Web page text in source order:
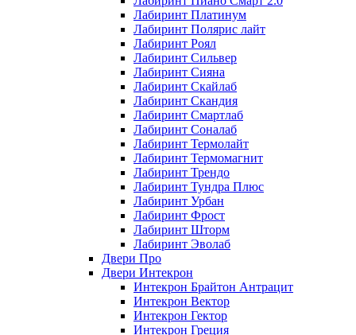
Лабиринт Платинум
Лабиринт Полярис лайт
Лабиринт Роял
Лабиринт Сильвер
Лабиринт Сияна
Лабиринт Скайлаб
Лабиринт Скандия
Лабиринт Смартлаб
Лабиринт Соналаб
Лабиринт Термолайт
Лабиринт Термомагнит
Лабиринт Трендо
Лабиринт Тундра Плюс
Лабиринт Урбан
Лабиринт Фрост
Лабиринт Шторм
Лабиринт Эволаб
Двери Про
Двери Интекрон
Интекрон Брайтон Антрацит
Интекрон Вектор
Интекрон Гектор
Интекрон Греция